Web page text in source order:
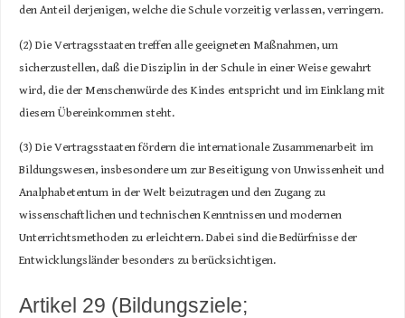
den Anteil derjenigen, welche die Schule vorzeitig verlassen, verringern.
(2) Die Vertragsstaaten treffen alle geeigneten Maßnahmen, um
sicherzustellen, daß die Disziplin in der Schule in einer Weise gewahrt
wird, die der Menschenwürde des Kindes entspricht und im Einklang mit
diesem Übereinkommen steht.
(3) Die Vertragsstaaten fördern die internationale Zusammenarbeit im
Bildungswesen, insbesondere um zur Beseitigung von Unwissenheit und
Analphabetentum in der Welt beizutragen und den Zugang zu
wissenschaftlichen und technischen Kenntnissen und modernen
Unterrichtsmethoden zu erleichtern. Dabei sind die Bedürfnisse der
Entwicklungsländer besonders zu berücksichtigen.
Artikel 29 (Bildungsziele;